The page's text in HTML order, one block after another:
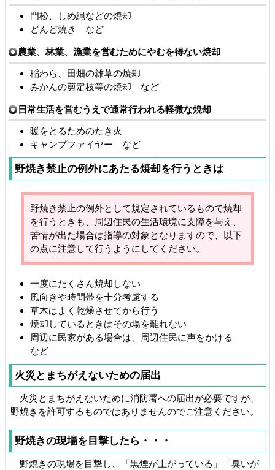
門松、しめ縄などの焼却
どんど焼き など
農業、林業、漁業を営むためにやむを得ない焼却
稲わら、田畑の雑草の焼却
みかんの剪定枝等の焼却 など
日常生活を営むうえで通常行われる軽微な焼却
暖をとるためのたき火
キャンプファイヤー など
野焼き禁止の例外にあたる焼却を行うときは
野焼き禁止の例外として規定されているもので焼却
を行うときも、周辺住民の生活環境に支障を与え、
苦情が出た場合は指導の対象となりますので、以下
の点に注意して行うようにしてください。
一度にたくさん焼却しない
風向きや時間帯を十分考慮する
草木はよく乾燥させてから行う
焼却しているときはその場を離れない
周辺に民家がある場合は、周辺住民に声をかける
など
火災とまちがえないための届出
火災とまちがえないために消防署への届出が必要ですが、
野焼きを許可するものではありませんのでご注意ください。
野焼きの現場を目撃したら・・・
野焼きの現場を目撃し、「黒煙が上がっている」「臭いが